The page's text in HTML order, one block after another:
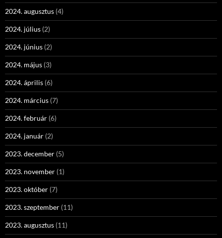
2024. augusztus (4)
2024. július (2)
2024. június (2)
2024. május (3)
2024. április (6)
2024. március (7)
2024. február (6)
2024. január (2)
2023. december (5)
2023. november (1)
2023. október (7)
2023. szeptember (11)
2023. augusztus (11)